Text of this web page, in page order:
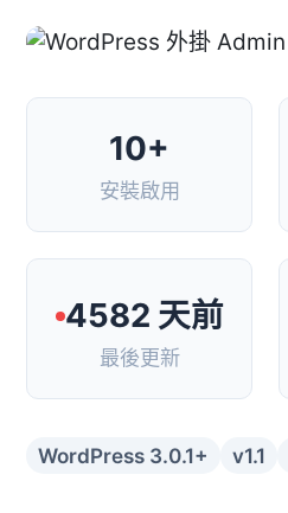
10+
安裝啟用
4582 天前
最後更新
WordPress 3.0.1+ v1.1